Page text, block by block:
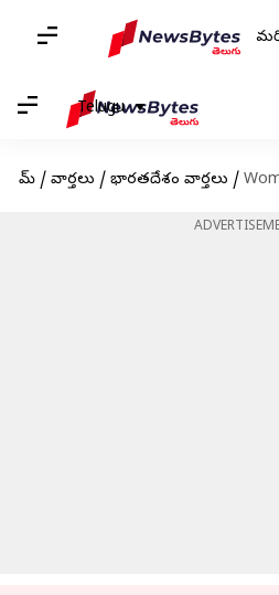
Telugu
హోమ్ / వార్తలు / భారతదేశం వార్తలు / Women's